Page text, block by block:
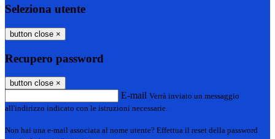
Seleziona utente
button close ×
Recupero password
button close ×
E-mail Verrà inviato un messaggio
all'indirizzo indicato con le istruzioni necessarie.
Non hai una e-mail associata al nome utente? Effettua il reset della password